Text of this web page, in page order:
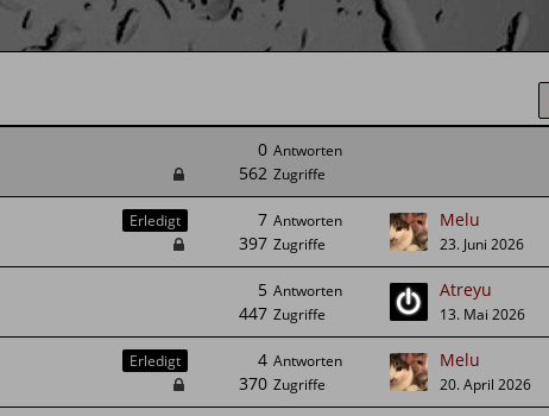
Erledigt Melu
23. Juni 2026
Atreyu
13. Mai 2026
Erledigt Melu
20. April 2026